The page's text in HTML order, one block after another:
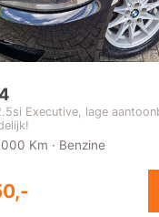
Executive, lage
Km · Benzine